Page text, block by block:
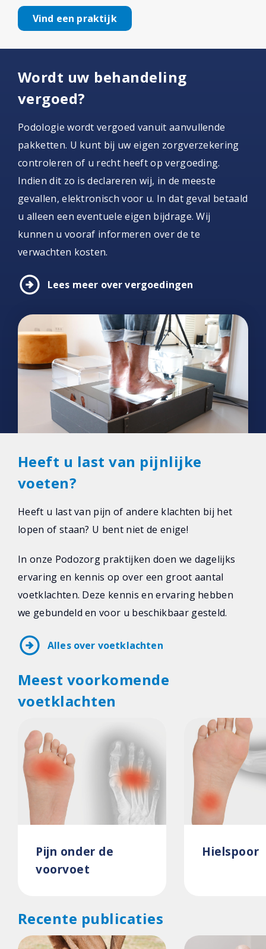
Vind een praktijk
Wordt uw behandeling
vergoed?
Podologie wordt vergoed vanuit aanvullende
pakketten. U kunt bij uw eigen zorgverzekering
controleren of u recht heeft op vergoeding.
Indien dit zo is declareren wij, in de meeste
gevallen, elektronisch voor u. In dat geval betaald
u alleen een eventuele eigen bijdrage. Wij
kunnen u vooraf informeren over de te
verwachten kosten.
arrow_circle_right Lees meer over vergoedingen
Heeft u last van pijnlijke
voeten?
Heeft u last van pijn of andere klachten bij het
lopen of staan? U bent niet de enige!
In onze Podozorg praktijken doen we dagelijks
ervaring en kennis op over een groot aantal
voetklachten. Deze kennis en ervaring hebben
we gebundeld en voor u beschikbaar gesteld.
arrow_circle_right Alles over voetklachten
Meest voorkomende
voetklachten
Pijn onder de
voorvoet
Hielspoor
Recente publicaties